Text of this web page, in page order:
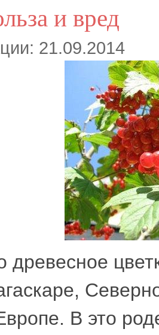
и вред
21.09.2014
древесное
В это